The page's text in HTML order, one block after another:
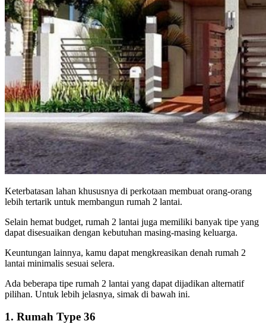
Keterbatasan lahan khususnya di perkotaan membuat orang-orang
lebih tertarik untuk membangun rumah 2 lantai.
Selain hemat budget, rumah 2 lantai juga memiliki banyak tipe yang
dapat disesuaikan dengan kebutuhan masing-masing keluarga.
Keuntungan lainnya, kamu dapat mengkreasikan denah rumah 2
lantai minimalis sesuai selera.
Ada beberapa tipe rumah 2 lantai yang dapat dijadikan alternatif
pilihan. Untuk lebih jelasnya, simak di bawah ini.
1. Rumah Type 36